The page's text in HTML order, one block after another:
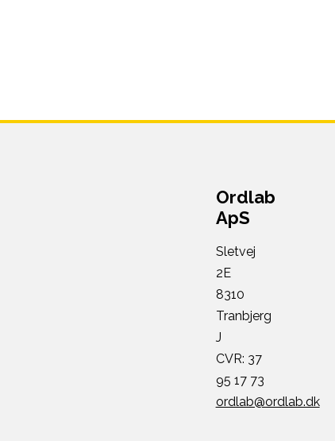
Ordlab
ApS
Sletvej
2E
8310
Tranbjerg
J
CVR: 37
95 17 73
ordlab@ordlab.dk